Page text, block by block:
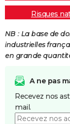
COPAINS D'AVANT
AVIS DE DÉCÈS
Risques
NB : La base de
industrielles
en grande
A ne pas
Recevez nos
mail.